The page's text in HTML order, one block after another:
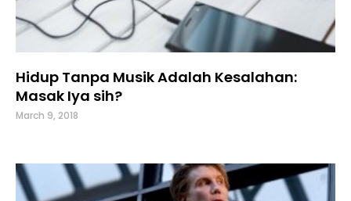
Hidup Tanpa Musik Adalah Kesalahan:
Masak Iya sih?
March 9, 2018